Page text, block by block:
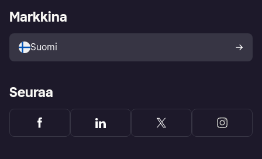
Tutustu kauppoihin
Ostajan turva
Kirjaudu sisään yrityksenä
Markkina
Suomi
Seuraa